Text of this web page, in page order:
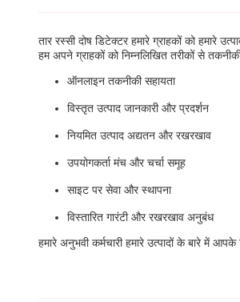
तार रस्सी दोष डिटेक्टर हमारे ग्राहकों को हमारे
हम अपने ग्राहकों को निम्नलिखित तरीकों से
ऑनलाइन तकनीकी सहायता
विस्तृत उत्पाद जानकारी और प्रदर्शन
नियमित उत्पाद अद्यतन और रखरखाव
उपयोगकर्ता मंच और चर्चा समूह
साइट पर सेवा और स्थापना
विस्तारित गारंटी और रखरखाव अनुबंध
हमारे अनुभवी कर्मचारी हमारे उत्पादों के बारे में